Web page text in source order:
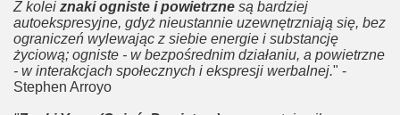
Z kolei znaki ogniste i powietrzne są bardziej
autoekspresyjne, gdyż nieustannie uzewnętrzniają się, bez
ograniczeń wylewając z siebie energie i substancję
życiową; ogniste - w bezpośrednim działaniu, a powietrzne
- w interakcjach społecznych i ekspresji werbalnej." -
Stephen Arroyo